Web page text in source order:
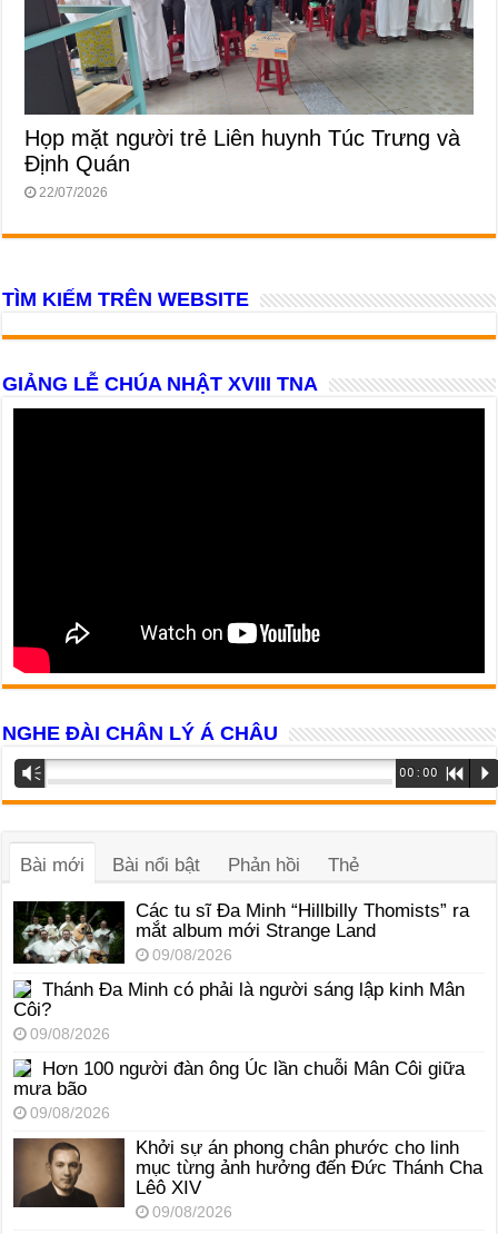
Họp mặt người trẻ Liên huynh Túc Trưng và
Định Quán
22/07/2026
TÌM KIẾM TRÊN WEBSITE
GIẢNG LỄ CHÚA NHẬT XVIII TNA
NGHE ĐÀI CHÂN LÝ Á CHÂU
Trình
phát
âm
Vm 00:00 R P
Bài mới Bài nổi bật Phản hồi Thẻ
Các tu sĩ Đa Minh “Hillbilly Thomists” ra
mắt album mới Strange Land
09/08/2026
Thánh Đa Minh có phải là người sáng lập kinh Mân
Côi?
09/08/2026
Hơn 100 người đàn ông Úc lần chuỗi Mân Côi giữa
mưa bão
09/08/2026
Khởi sự án phong chân phước cho linh
mục từng ảnh hưởng đến Đức Thánh Cha
Lêô XIV
09/08/2026